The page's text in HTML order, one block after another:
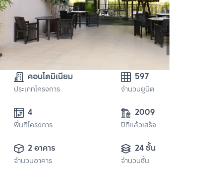
คอนโดมิเนียม
ประเภทโครงการ
597
จำนวนยูนิต
4
พื้นที่โครงการ
2009
ปีที่แล้วเสร็จ
2 อาคาร
จำนวนอาคาร
24 ชั้น
จำนวนชั้น